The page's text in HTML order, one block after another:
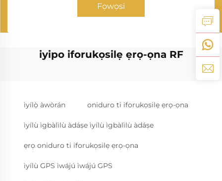
Fọwọsi
iyipo iforukọsilẹ ẹrọ-ọna RF
ìyílọ̀ àwòrán oniduro ti iforukọsilẹ ẹrọ-ọna
ìyílù ìgbàlìlù àdáṣe ìyílù ìgbàlìlù àdáṣe
ẹrọ oniduro ti iforukọsilẹ ẹrọ-ọna
ìyílù GPS ìwájú ìwájú GPS